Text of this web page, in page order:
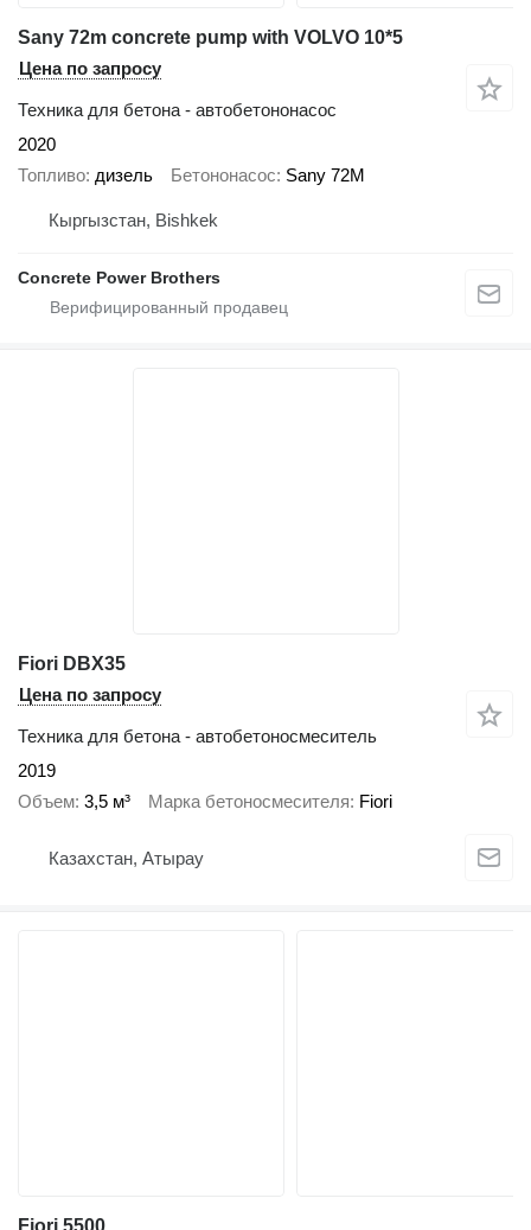
Sany 72m concrete pump with VOLVO 10*5
Цена по запросу
Техника для бетона - автобетононасос
2020
Топливо дизель Бетононасос Sany 72M
Кыргызстан, Bishkek
Concrete Power Brothers
Fiori DBX35
Цена по запросу
Техника для бетона - автобетоносмеситель
2019
Объем 3,5 м³ Марка бетоносмесителя Fiori
Казахстан, Атырау
Fiori 5500